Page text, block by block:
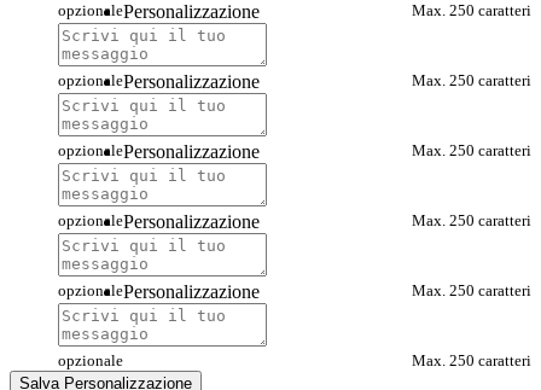
opzionale Max. 250 caratteri
Personalizzazione
opzionale Max. 250 caratteri
Personalizzazione
opzionale Max. 250 caratteri
Personalizzazione
opzionale Max. 250 caratteri
Personalizzazione
opzionale Max. 250 caratteri
Personalizzazione
opzionale
Max. 250 caratteri
Salva Personalizzazione